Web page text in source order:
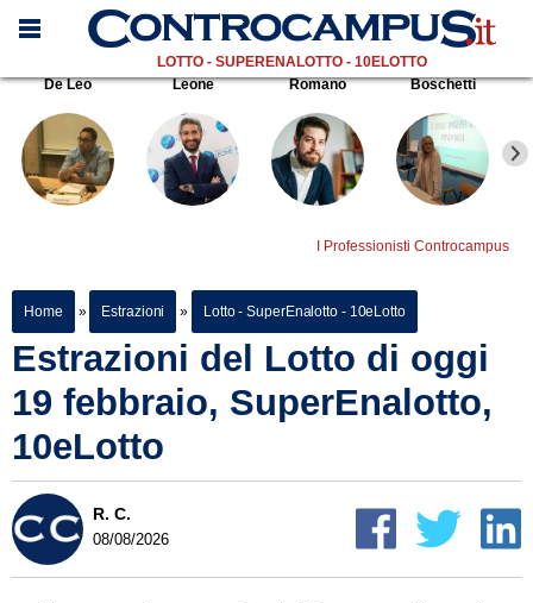
LOTTO - SUPERENALOTTO - 10ELOTTO
De Leo
Leone Romano Boschetti
I Professionisti Controcampus
Home » Estrazioni » Lotto - SuperEnalotto - 10eLotto
Estrazioni del Lotto di oggi
19 febbraio, SuperEnalotto,
10eLotto
R. C.
08/08/2026